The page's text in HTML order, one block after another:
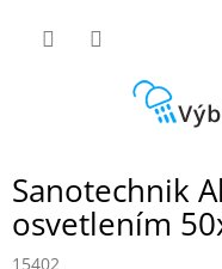
Sanotechnik
osvetlením
15402